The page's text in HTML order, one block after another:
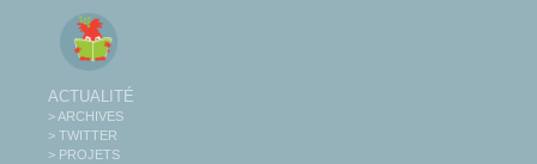
ACTUALITÉ
> ARCHIVES
> TWITTER
> PROJETS